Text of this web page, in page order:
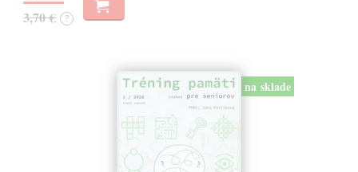
3,70 € ?
na sklade